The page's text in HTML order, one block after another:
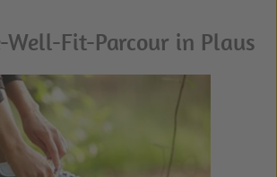
Well-Fit-Parcour in Plaus